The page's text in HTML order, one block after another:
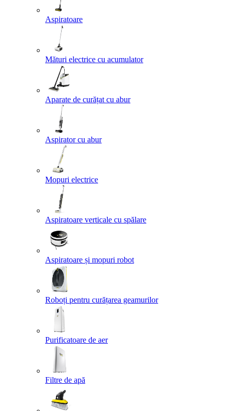
Aspiratoare
Mături electrice cu acumulator
Aparate de curățat cu abur
Aspirator cu abur
Mopuri electrice
Aspiratoare verticale cu spălare
Aspiratoare și mopuri robot
Roboți pentru curățarea geamurilor
Purificatoare de aer
Filtre de apă